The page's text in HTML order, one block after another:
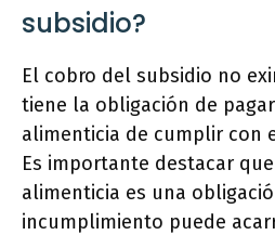
subsidio?
El cobro del subsidio no
tiene la obligación de
alimenticia de cumplir con
Es importante destacar
alimenticia es una
incumplimiento puede